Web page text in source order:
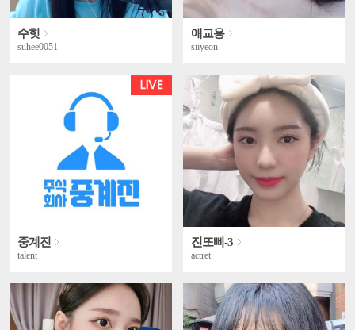
수힛
suhee0051
애교용
siiyeon
중계진
talent
진또삐-3
actret